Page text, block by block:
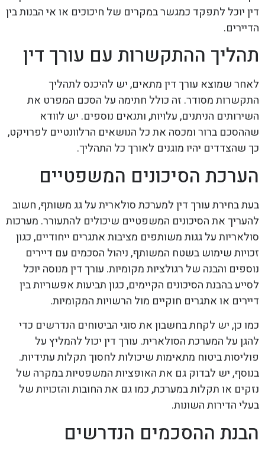
דין יוכל לתפקד כמגשר במקרים של חיכוכים או אי הבנות בין
הדיירים.
תהליך ההתקשרות עם עורך דין
לאחר שמוצא עורך דין מתאים, יש להיכנס לתהליך
התקשרות מסודר. זה כולל חתימה על הסכם המפרט את
השירותים הניתנים, עלויות, ותנאים נוספים. יש לוודא
שההסכם ברור ומכסה את כל הנושאים הרלוונטיים לפרויקט,
כך שהצדדים יהיו מוגנים לאורך כל התהליך.
הערכת הסיכונים המשפטיים
בעת בחירת עורך דין למערכת סולארית על גג משותף, חשוב
להעריך את הסיכונים המשפטיים שיכולים להתעורר. מערכות
סולאריות על גגות משותפים מציבות אתגרים ייחודיים, כגון
זכויות שימוש בשטח המשותף, ניהול הסכמים עם דיירים
נוספים והבנה של רגולציות מקומיות. עורך דין מנוסה יוכל
לסייע בהבנת הסיכונים הקיימים, כגון תביעות אפשריות בין
דיירים או אתגרים חוקיים מול הרשויות המקומיות.
כמו כן, יש לקחת בחשבון את סוגי הביטוחים הנדרשים כדי
להגן על המערכת הסולארית. עורך דין יכול להמליץ על
פוליסות ביטוח מתאימות שיכולות לחסוך תקלות עתידיות.
בנוסף, יש לבדוק גם את האופציות המשפטיות במקרה של
נזקים או תקלות במערכת, כמו גם את החובות והזכויות של
בעלי הדירות השונות.
הבנת ההסכמים הנדרשים